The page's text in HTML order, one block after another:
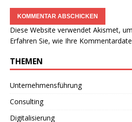
Diese Website verwendet Akismet,
Erfahren Sie, wie Ihre
THEMEN
Unternehmensführung
Consulting
Digitalisierung